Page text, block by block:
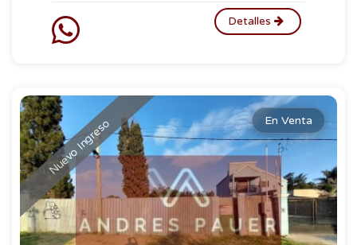
Detalles
Nuevo Ingreso En Venta